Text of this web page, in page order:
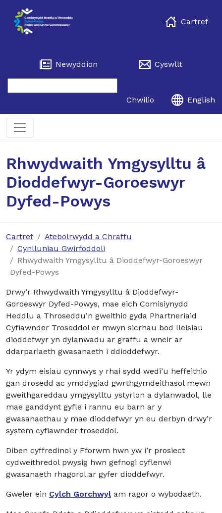
Cartref
Newyddion Cyswllt
Chwilio English
Rhwydwaith Ymgysylltu â
Dioddefwyr-Goroeswyr
Dyfed-Powys
Cartref
Atebolrwydd a Chraffu
Cynlluniau Gwirfoddoli
Rhwydwaith Ymgysylltu â Dioddefwyr-Goroeswyr
Dyfed-Powys
Drwy’r Rhwydwaith Ymgysylltu â Dioddefwyr-
Goroeswyr Dyfed-Powys, mae eich Comisiynydd
Heddlu a Throseddu’n gweithio gyda Phartneriaid
Cyfiawnder Troseddol er mwyn sicrhau bod lleisiau
dioddefwyr yn dylanwadu ar graffu a wneir ar
ddarpariaeth gwasanaeth i ddioddefwyr.
Yr ydym eisiau cynnwys y rhai sydd wedi’u heffeithio
gan drosedd ac ymddygiad gwrthgymdeithasol mewn
gweithgareddau ymgysylltu ystyrlon a dylanwadol, lle
mae ganddynt gyfle i rannu eu barn ar y
gwasanaethau y mae dioddefwyr yn eu derbyn drwy’r
system cyfiawnder troseddol.
Diben cyffredinol y Fforwm hwn yw i’r prosiect
cydweithredol pwysig hwn gefnogi cyflenwi
gwasanaeth rhagorol ar gyfer dioddefwyr.
Gweler ein Cylch Gorchwyl am ragor o wybodaeth.